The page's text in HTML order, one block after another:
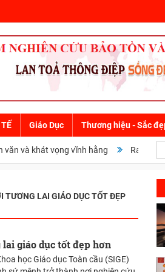
Giáo Dục Thương hiệu - Sắc
và khát vọng vĩnh hằng Ra mắt
TƯƠNG LAI GIÁO DỤC TỐT ĐẸP
giáo dục tốt đẹp hơn
học Giáo dục Toàn cầu (SIGE)